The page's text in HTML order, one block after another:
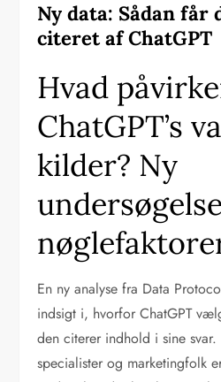
Ny data: Sådan får
citeret af ChatGPT
Hvad
ChatGPT’s
kilder? Ny
En ny analyse fra Data
indsigt i, hvorfor ChatGPT
den citerer indhold i sine
specialister og marketingfolk